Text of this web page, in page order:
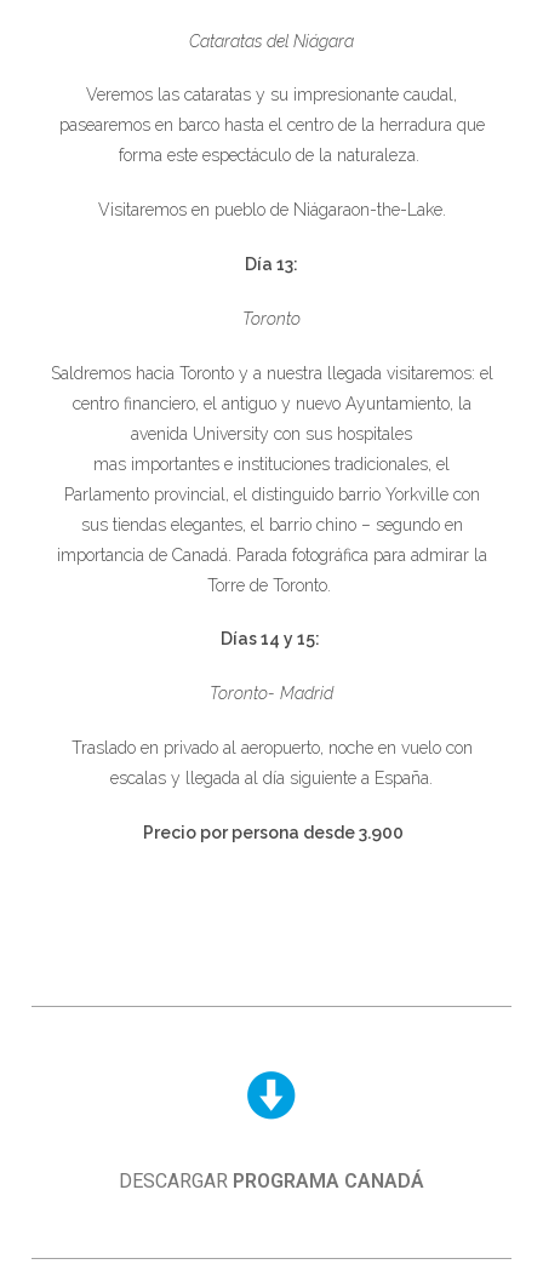
Cataratas del Niágara
Veremos las cataratas y su impresionante caudal,
pasearemos en barco hasta el centro de la herradura que
forma este espectáculo de la naturaleza.
Visitaremos en pueblo de Niágaraon-the-Lake.
Día 13:
Toronto
Saldremos hacia Toronto y a nuestra llegada visitaremos: el
centro financiero, el antiguo y nuevo Ayuntamiento, la
avenida University con sus hospitales
mas importantes e instituciones tradicionales, el
Parlamento provincial, el distinguido barrio Yorkville con
sus tiendas elegantes, el barrio chino – segundo en
importancia de Canadá. Parada fotográfica para admirar la
Torre de Toronto.
Días 14 y 15:
Toronto- Madrid
Traslado en privado al aeropuerto, noche en vuelo con
escalas y llegada al día siguiente a España.
Precio por persona desde 3.900
DESCARGAR PROGRAMA CANADÁ